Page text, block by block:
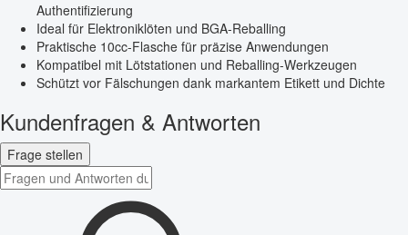
Authentifizierung
Ideal für Elektroniklöten und BGA-Reballing
Praktische 10cc-Flasche für präzise Anwendungen
Kompatibel mit Lötstationen und Reballing-Werkzeugen
Schützt vor Fälschungen dank markantem Etikett und Dichte
Kundenfragen & Antworten
Frage stellen